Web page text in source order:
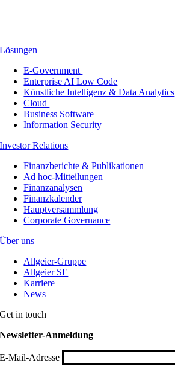
Lösungen
E-Government
Enterprise AI Low Code
Künstliche Intelligenz & Data Analytics
Cloud
Business Software
Information Security
Investor Relations
Finanzberichte & Publikationen
Ad hoc-Mitteilungen
Finanzanalysen
Finanzkalender
Hauptversammlung
Corporate Governance
Über uns
Allgeier-Gruppe
Allgeier SE
Karriere
News
Get in touch
Newsletter-Anmeldung
E-Mail-Adresse